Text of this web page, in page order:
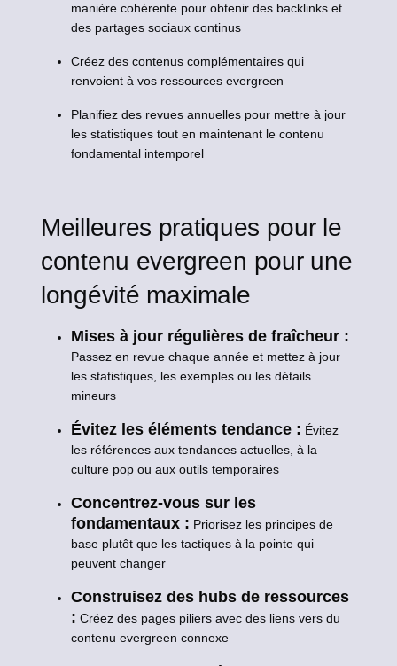
manière cohérente pour obtenir des backlinks et
des partages sociaux continus
Créez des contenus complémentaires qui
renvoient à vos ressources evergreen
Planifiez des revues annuelles pour mettre à jour
les statistiques tout en maintenant le contenu
fondamental intemporel
Meilleures pratiques pour le
contenu evergreen pour une
longévité maximale
Mises à jour régulières de fraîcheur :
Passez en revue chaque année et mettez à jour
les statistiques, les exemples ou les détails
mineurs
Évitez les éléments tendance : Évitez
les références aux tendances actuelles, à la
culture pop ou aux outils temporaires
Concentrez-vous sur les
fondamentaux : Priorisez les principes de
base plutôt que les tactiques à la pointe qui
peuvent changer
Construisez des hubs de ressources
: Créez des pages piliers avec des liens vers du
contenu evergreen connexe